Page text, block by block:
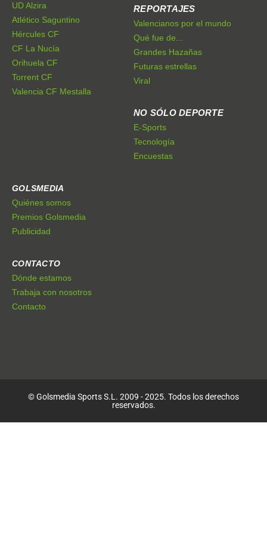
UD Alzira
Atlético Saguntino
Hércules CF
CF La Nucía
Orihuela CF
Torrent CF
Valencia CF Mestalla
REPORTAJES
Valencianos por el mundo
Qué fue de...
Grandes Hazañas
Futuras estrellas
Viral
NO SÓLO DEPORTE
E-Sports
Tecnología
Encuestas
GOLSMEDIA
Quiénes somos
Premios Golsmedia
Publicidad
CONTACTO
Dónde estamos
Trabaja con nosotros
Contacto
© Golsmedia Sports S.L. 2009 - 2025. Todos los derechos
reservados.